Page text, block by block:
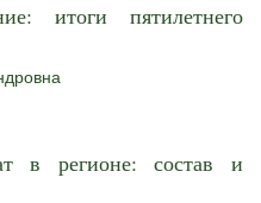
итоги пятилетнего
в регионе: состав и